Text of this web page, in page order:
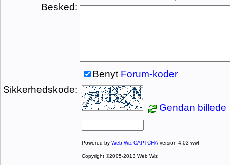
Besked:
Benyt Forum-koder
Sikkerhedskode:
Gendan billede
Powered by Web Wiz CAPTCHA version 4.03 wwf
Copyright ©2005-2013 Web Wiz